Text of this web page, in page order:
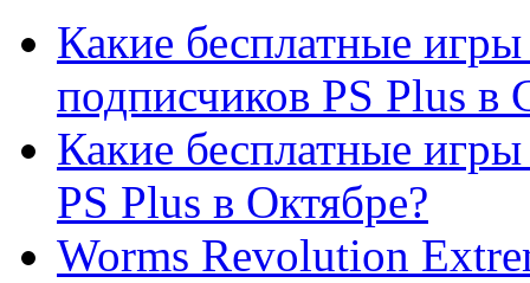
Какие бесплатные
подписчиков PS Plus в
Какие бесплатные
PS Plus в Октябре?
Worms Revolution